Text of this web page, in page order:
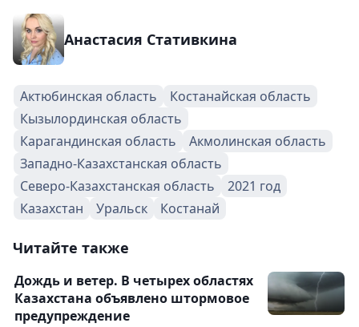
Анастасия Стативкина
Актюбинская область
Костанайская область
Кызылординская область
Карагандинская область
Акмолинская область
Западно-Казахстанская область
Северо-Казахстанская область
2021 год
Казахстан
Уральск Костанай
Читайте также
Дождь и ветер. В четырех областях
Казахстана объявлено штормовое
предупреждение